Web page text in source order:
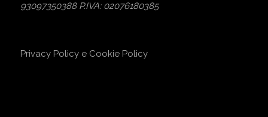
93097350388 P.IVA: 02076180385
Privacy Policye Cookie Policy